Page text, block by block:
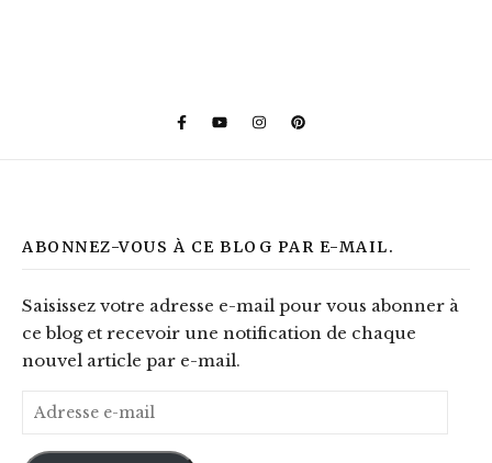
ABONNEZ-VOUS À CE BLOG PAR E-MAIL.
Saisissez votre adresse e-mail pour vous abonner à
ce blog et recevoir une notification de chaque
nouvel article par e-mail.
Adresse e-mail